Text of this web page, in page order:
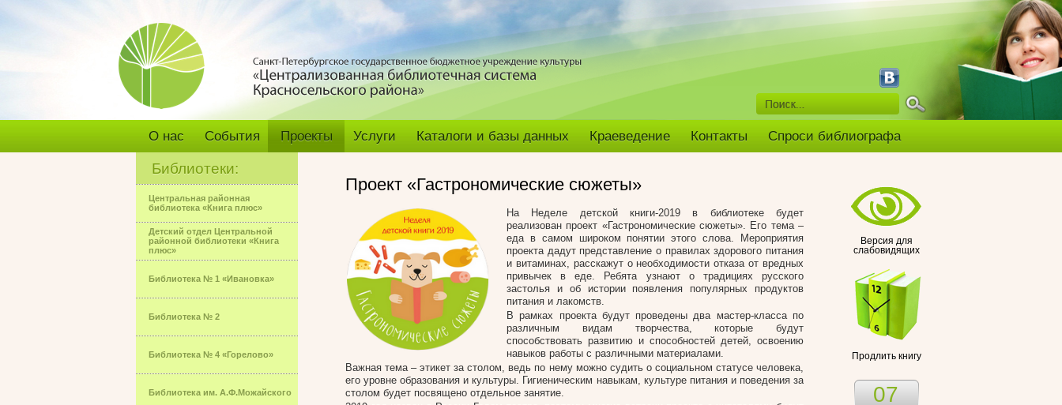
О нас События Проекты Услуги Каталоги и базы данных Краеведение Контакты Спроси библиографа
Библиотеки:
Центральная районная
библиотека «Книга плюс»
Детский отдел Центральной
районной библиотеки «Книга
плюс»
Библиотека № 1 «Ивановка»
Библиотека № 2
Библиотека № 4 «Горелово»
Библиотека им. А.Ф.Можайского
Версия для
слабовидящих
Продлить книгу
07
Проект «Гастрономические сюжеты»
На Неделе детской книги-2019 в библиотеке будет
реализован проект «Гастрономические сюжеты». Его тема –
еда в самом широком понятии этого слова. Мероприятия
проекта дадут представление о правилах здорового питания
и витаминах, расскажут о необходимости отказа от вредных
привычек в еде. Ребята узнают о традициях русского
застолья и об истории появления популярных продуктов
питания и лакомств.
В рамках проекта будут проведены два мастер-класса по
различным видам творчества, которые будут
способствовать развитию и способностей детей, освоению
навыков работы с различными материалами.
Важная тема – этикет за столом, ведь по нему можно судить о социальном статусе человека,
его уровне образования и культуры. Гигиеническим навыкам, культуре питания и поведения за
столом будет посвящено отдельное занятие.